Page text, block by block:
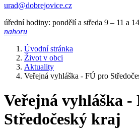
urad@dobrejovice.cz
úřední hodiny: pondělí a středa 9 – 11
nahoru
Úvodní stránka
Život v obci
Aktuality
Veřejná vyhláška - FÚ pro
Veřejná vyhláška -
Středočeský kraj